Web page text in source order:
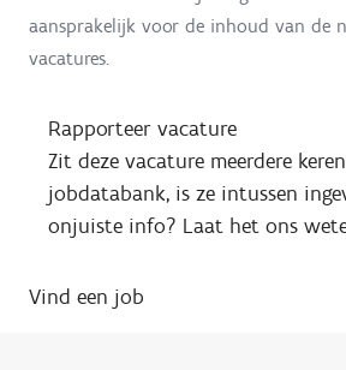
aansprakelijk voor de inhoud van de
vacatures.
Rapporteer vacature
Zit deze vacature meerdere
jobdatabank, is ze intussen
onjuiste info? Laat het ons
Vind een job